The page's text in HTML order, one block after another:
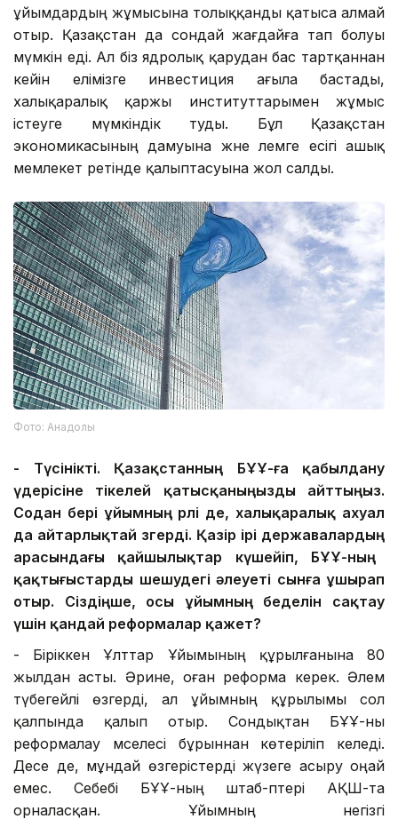
ұйымдардың жұмысына толыққанды қатыса алмай
отыр. Қазақстан да сондай жағдайға тап болуы
мүмкін еді. Ал біз ядролық қарудан бас тартқаннан
кейін елімізге инвестиция ағыла бастады,
халықаралық қаржы институттарымен жұмыс
істеуге мүмкіндік туды. Бұл Қазақстан
экономикасының дамуына және әлемге есігі ашық
мемлекет ретінде қалыптасуына жол салды.
Фото: Анадолы
- Түсінікті. Қазақстанның БҰҰ-ға қабылдану
үдерісіне тікелей қатысқаныңызды айттыңыз.
Содан бері ұйымның рөлі де, халықаралық ахуал
да айтарлықтай өзгерді. Қазір ірі державалардың
арасындағы қайшылықтар күшейіп, БҰҰ-ның
қақтығыстарды шешудегі әлеуеті сынға ұшырап
отыр. Сіздіңше, осы ұйымның беделін сақтау
үшін қандай реформалар қажет?
- Біріккен Ұлттар Ұйымының құрылғанына 80
жылдан асты. Әрине, оған реформа керек. Әлем
түбегейлі өзгерді, ал ұйымның құрылымы сол
қалпында қалып отыр. Сондықтан БҰҰ-ны
реформалау мәселесі бұрыннан көтеріліп келеді.
Десе де, мұндай өзгерістерді жүзеге асыру оңай
емес. Себебі БҰҰ-ның штаб-пәтері АҚШ-та
орналасқан. Ұйымның негізгі